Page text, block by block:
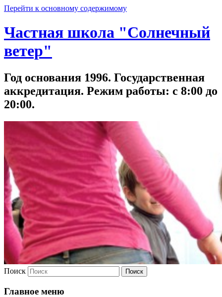
Перейти к основному содержимому
Частная школа "Солнечный
ветер"
Год основания 1996. Государственная
аккредитация. Режим работы: с 8:00 до
20:00.
Поиск
Главное меню